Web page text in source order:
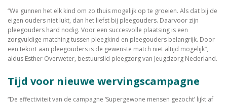
“We gunnen het elk kind om zo thuis mogelijk op te groeien. Als dat bij de
eigen ouders niet lukt, dan het liefst bij pleegouders. Daarvoor zijn
pleegouders hard nodig. Voor een succesvolle plaatsing is een
zorgvuldige matching tussen pleegkind en pleegouders belangrijk. Door
een tekort aan pleegouders is de gewenste match niet altijd mogelijk”,
aldus Esther Overweter, bestuurslid pleegzorg van Jeugdzorg Nederland.
Tijd voor nieuwe wervingscampagne
“De effectiviteit van de campagne ‘Supergewone mensen gezocht’ lijkt af